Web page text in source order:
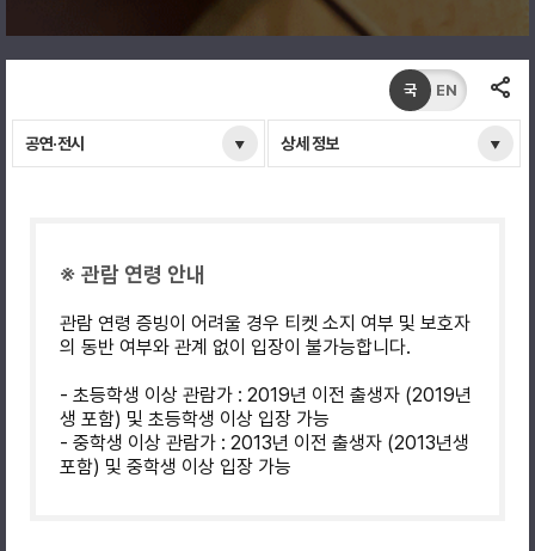
공연·전시 상세 정보
국 EN
※ 관람 연령 안내
관람 연령 증빙이 어려울 경우 티켓 소지 여부 및 보호자
의 동반 여부와 관계 없이 입장이 불가능합니다.
- 초등학생 이상 관람가 : 2019년 이전 출생자 (2019년
생 포함) 및 초등학생 이상 입장 가능
- 중학생 이상 관람가 : 2013년 이전 출생자 (2013년생
포함) 및 중학생 이상 입장 가능